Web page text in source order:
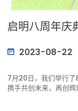
启明八周年庆
2023-08-22
7月20日，我们举行了
携手共创未来，再创辉